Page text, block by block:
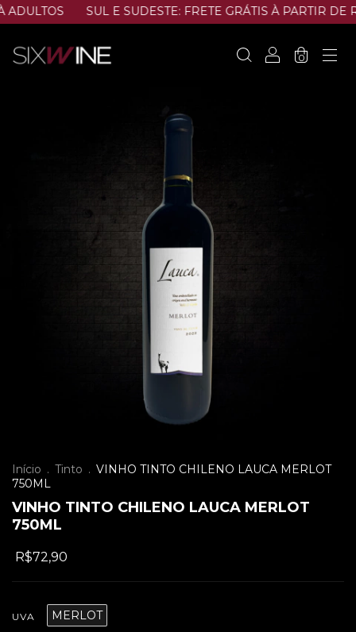
SUL E SUDESTE: FRETE GRÁTIS À PARTIR DE
0
Início . Tinto . VINHO TINTO CHILENO LAUCA MERLOT
750ML
VINHO TINTO CHILENO LAUCA MERLOT
750ML
R$72,90
UVA MERLOT